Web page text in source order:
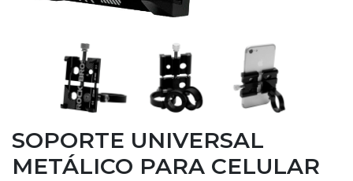
SOPORTE UNIVERSAL
METÁLICO PARA CELULAR